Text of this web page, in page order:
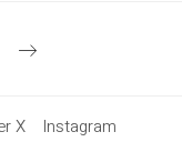
X Instagram